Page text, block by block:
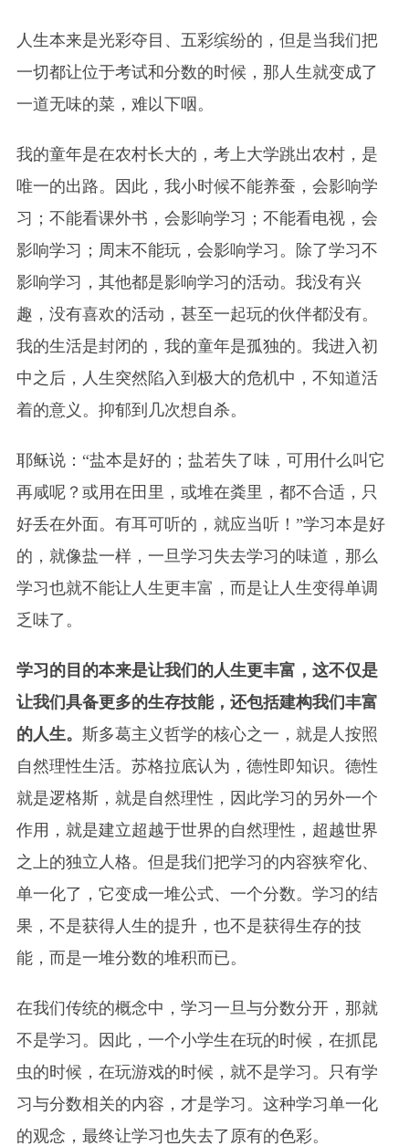
人生本来是光彩夺目、五彩缤纷的，但是当我们把
一切都让位于考试和分数的时候，那人生就变成了
一道无味的菜，难以下咽。
我的童年是在农村长大的，考上大学跳出农村，是
唯一的出路。因此，我小时候不能养蚕，会影响学
习；不能看课外书，会影响学习；不能看电视，会
影响学习；周末不能玩，会影响学习。除了学习不
影响学习，其他都是影响学习的活动。我没有兴
趣，没有喜欢的活动，甚至一起玩的伙伴都没有。
我的生活是封闭的，我的童年是孤独的。我进入初
中之后，人生突然陷入到极大的危机中，不知道活
着的意义。抑郁到几次想自杀。
耶稣说：“盐本是好的；盐若失了味，可用什么叫它
再咸呢？或用在田里，或堆在粪里，都不合适，只
好丢在外面。有耳可听的，就应当听！”学习本是好
的，就像盐一样，一旦学习失去学习的味道，那么
学习也就不能让人生更丰富，而是让人生变得单调
乏味了。
学习的目的本来是让我们的人生更丰富，这不仅是
让我们具备更多的生存技能，还包括建构我们丰富
的人生。 斯多葛主义哲学的核心之一，就是人按照
自然理性生活。苏格拉底认为，德性即知识。德性
就是逻格斯，就是自然理性，因此学习的另外一个
作用，就是建立超越于世界的自然理性，超越世界
之上的独立人格。但是我们把学习的内容狭窄化、
单一化了，它变成一堆公式、一个分数。学习的结
果，不是获得人生的提升，也不是获得生存的技
能，而是一堆分数的堆积而已。
在我们传统的概念中，学习一旦与分数分开，那就
不是学习。因此，一个小学生在玩的时候，在抓昆
虫的时候，在玩游戏的时候，就不是学习。只有学
习与分数相关的内容，才是学习。这种学习单一化
的观念，最终让学习也失去了原有的色彩。